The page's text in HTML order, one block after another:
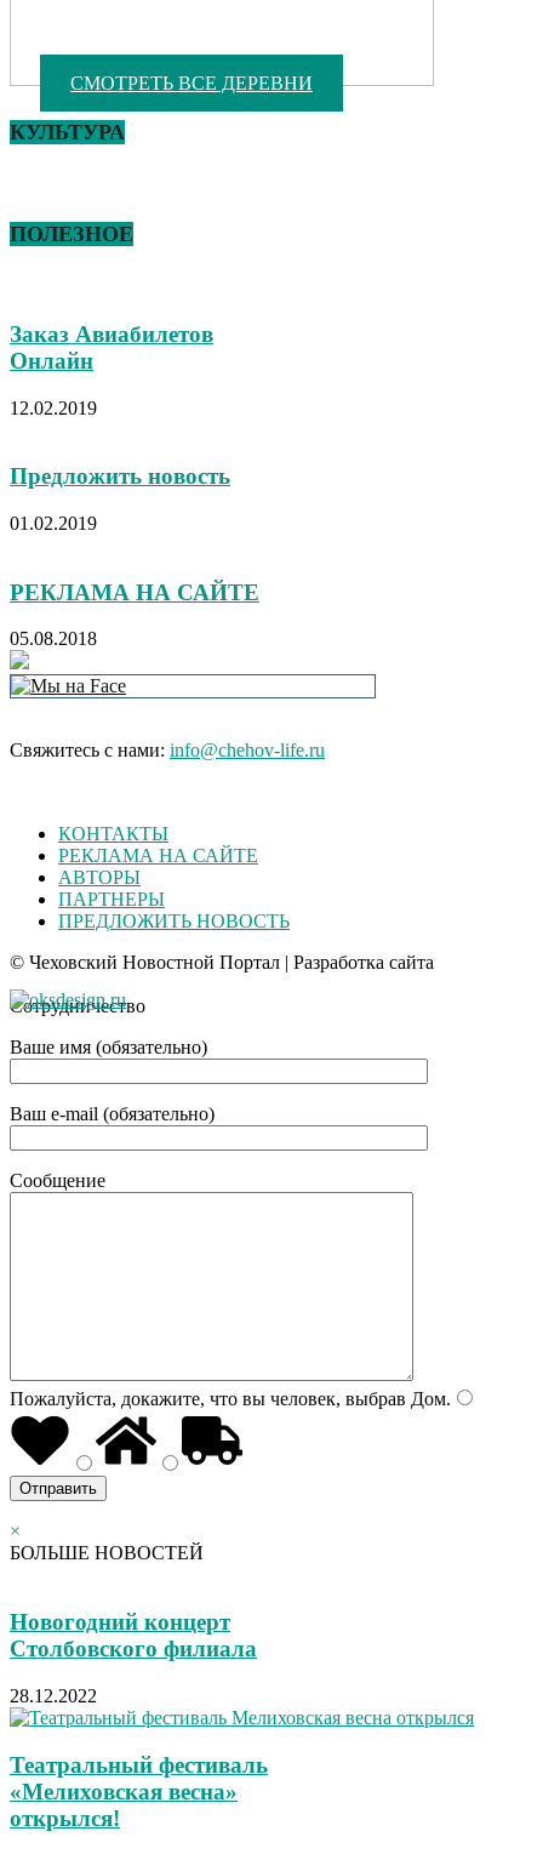
СМОТРЕТЬ ВСЕ ДЕРЕВНИ
КУЛЬТУРА
ПОЛЕЗНОЕ
Заказ Авиабилетов
Онлайн
12.02.2019
Предложить новость
01.02.2019
РЕКЛАМА НА САЙТЕ
05.08.2018
Свяжитесь с нами: info@chehov-life.ru
КОНТАКТЫ
РЕКЛАМА НА САЙТЕ
АВТОРЫ
ПАРТНЕРЫ
ПРЕДЛОЖИТЬ НОВОСТЬ
© Чеховский Новостной Портал | Разработка сайта
Сотрудничество
Ваше имя (обязательно)
Ваш e-mail (обязательно)
Сообщение
Пожалуйста, докажите, что вы человек, выбрав Дом.
×
БОЛЬШЕ НОВОСТЕЙ
Новогодний концерт
Столбовского филиала
28.12.2022
Театральный фестиваль
«Мелиховская весна»
открылся!